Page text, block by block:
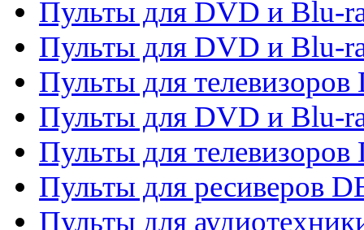
Пульты для DVD и Blu-
Пульты для DVD и Blu-
Пульты для
Пульты для DVD и Blu-
Пульты для телевизоров
Пульты для ресиверов
Пульты для